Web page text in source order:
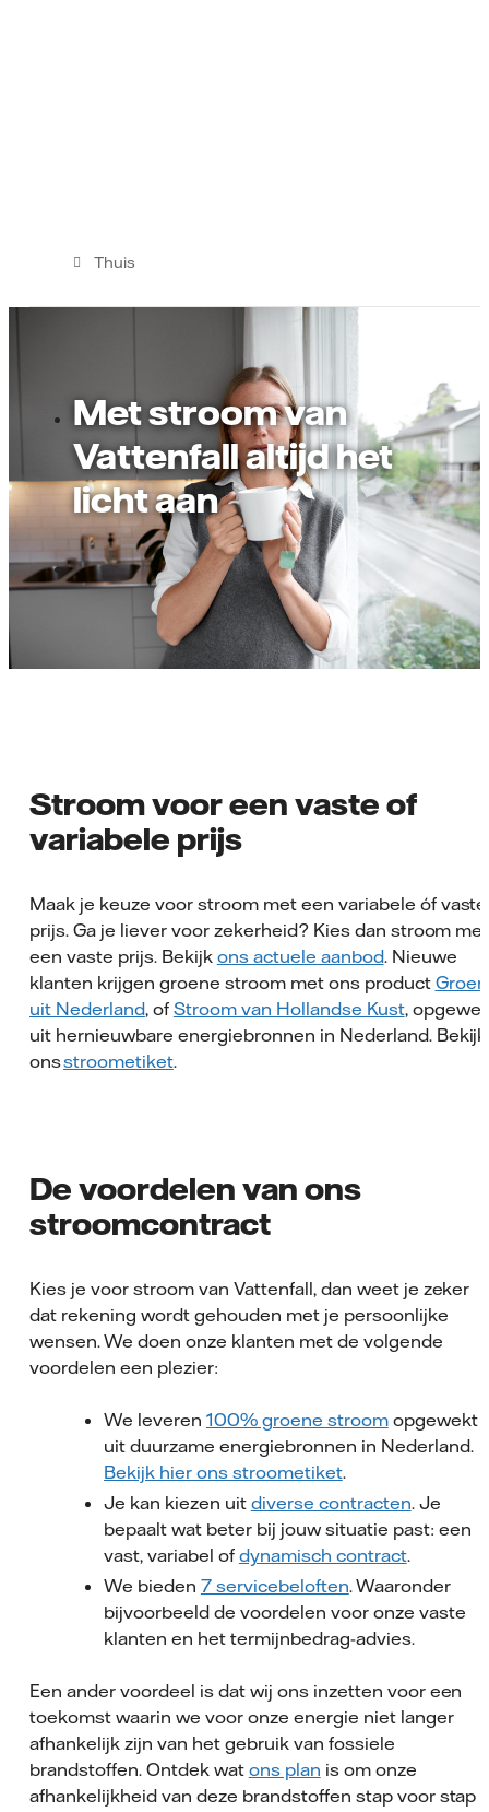
Thuis
Met stroom van
Vattenfall altijd het
licht aan
Stroom voor een vaste of
variabele prijs
Maak je keuze voor stroom met een variabele óf vaste
prijs. Ga je liever voor zekerheid? Kies dan stroom met
een vaste prijs. Bekijk ons actuele aanbod. Nieuwe
klanten krijgen groene stroom met ons product Groen
uit Nederland, of Stroom van Hollandse Kust,
uit hernieuwbare energiebronnen in Nederland. Bekijk
onsstroometiket.
De voordelen van ons
stroomcontract
Kies je voor stroom van Vattenfall, dan weet je zeker
dat rekening wordt gehouden met je persoonlijke
wensen. We doen onze klanten met de volgende
voordelen een plezier:
We leveren 100% groene stroomopgewekt
uit duurzame energiebronnen in Nederland.
Bekijk hier ons stroometiket.
Je kan kiezen uit diverse contracten. Je
bepaalt wat beter bij jouw situatie past: een
vast, variabel of dynamisch contract.
We bieden 7 servicebeloften. Waaronder
bijvoorbeeld de voordelen voor onze vaste
klanten en het termijnbedrag-advies.
Een ander voordeel is dat wij ons inzetten voor een
toekomst waarin we voor onze energie niet langer
afhankelijk zijn van het gebruik van fossiele
brandstoffen. Ontdek wat ons plan is om onze
afhankelijkheid van deze brandstoffen stap voor stap